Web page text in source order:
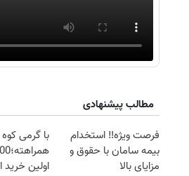
مطالب پیشنهادی
فرصت ویژه‼️ استخدام
بیمه سامان با حقوق و
مزایای بالا
با گرمی کوه
اولین خرید